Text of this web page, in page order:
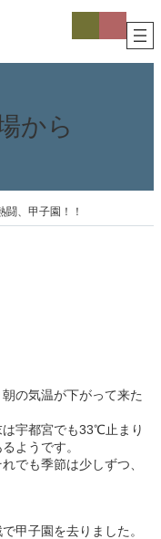
コ
コ
から
闘、甲子園！！
の気温が下がって来た
宇都宮でも33℃止まり
ようです。
でも季節は少しずつ、
甲子園を去りました。